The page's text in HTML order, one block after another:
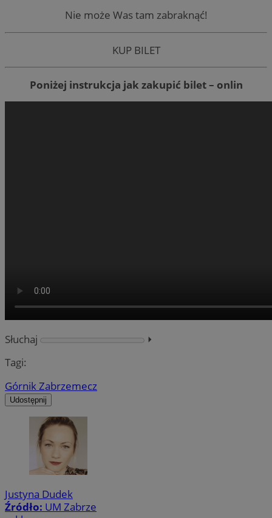
Nie może Was tam zabraknąć!
KUP BILET
Poniżej instrukcja jak zakupić bilet – onlin
Słuchaj
⏵︎
Tagi:
Górnik Zabrzemecz
Udostępnij
Justyna Dudek
Źródło: UM Zabrze